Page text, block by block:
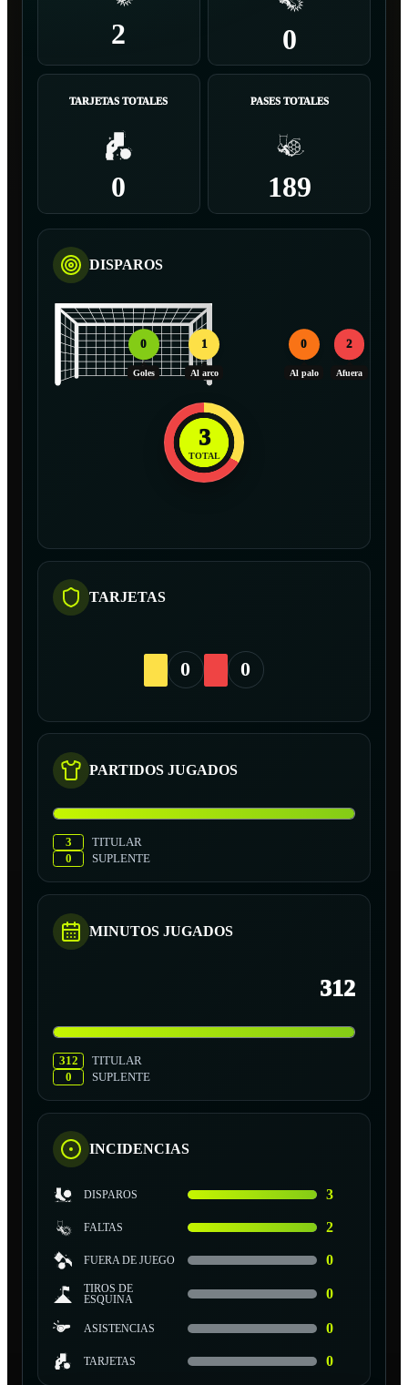
2 0
TARJETAS TOTALES
0
PASES TOTALES
189
DISPAROS
0
Goles
1
Al arco
0
Al palo
2
Afuera
3
TOTAL
TARJETAS
0 0
PARTIDOS JUGADOS
3
TITULAR
0
SUPLENTE
MINUTOS JUGADOS
312
312
TITULAR
0
SUPLENTE
INCIDENCIAS
DISPAROS 3
FALTAS 2
FUERA DE JUEGO 0
TIROS DE
ESQUINA
0
ASISTENCIAS 0
TARJETAS 0